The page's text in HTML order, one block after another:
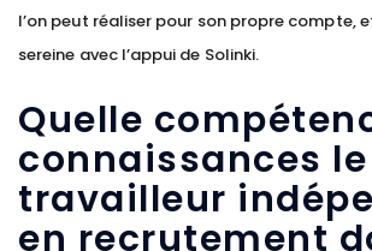
l’on peut réaliser pour son propre compte,
sereine avec l’appui de Solinki.
Quelle
connaissances le
travailleur
en recrutement